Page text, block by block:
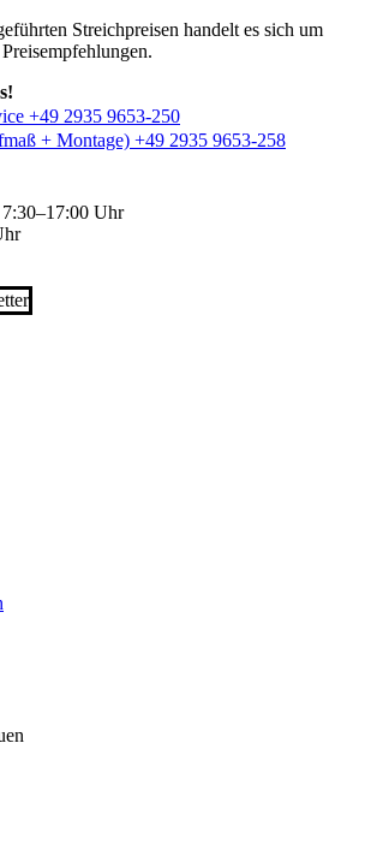
Streichpreisen handelt es sich um
+49 2935 9653-250
+ Montage) +49 2935 9653-258
Uhr